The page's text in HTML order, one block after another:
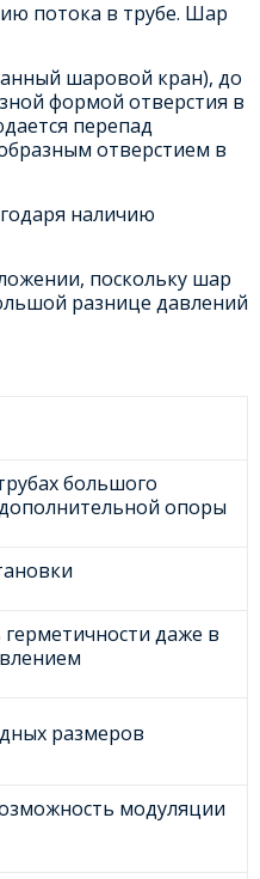
потока в трубе. Шар
шаровой кран), до
формой отверстия в
перепад
отверстием в
наличию
поскольку шар
разнице давлений
большого
опоры
даже в
размеров
модуляции